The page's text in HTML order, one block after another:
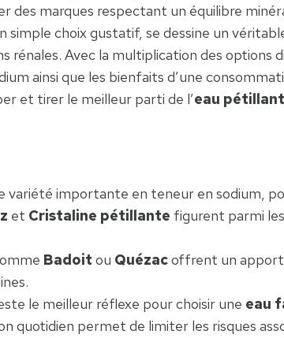
des marques respectant un équilibre
simple choix gustatif, se dessine un
rénales. Avec la multiplication des options
ainsi que les bienfaits d’une
et tirer le meilleur parti de l’eau
importante en teneur en sodium,
et Cristaline pétillante figurent parmi les
Badoit ou Quézacoffrent un apport
le meilleur réflexe pour choisir une eau
quotidien permet de limiter les risques